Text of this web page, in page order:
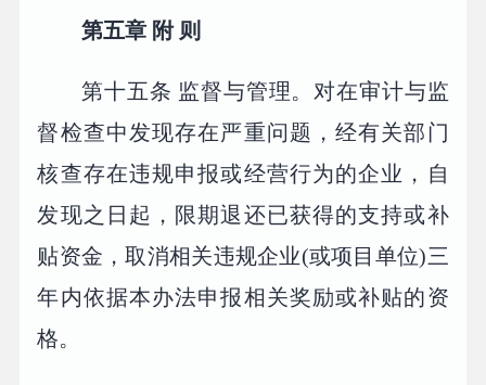
第五章 附 则
第十五条 监督与管理。对在审计与监
督检查中发现存在严重问题，经有关部门
核查存在违规申报或经营行为的企业，自
发现之日起，限期退还已获得的支持或补
贴资金，取消相关违规企业(或项目单位)三
年内依据本办法申报相关奖励或补贴的资
格。